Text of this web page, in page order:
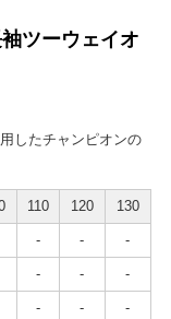
ツーウェイオ
したチャンピオンの
110 120 130
- - -
- - -
- - -